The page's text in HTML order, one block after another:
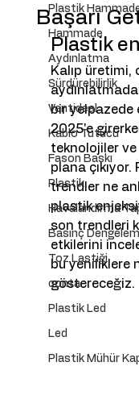
Plastik
Hammade
Aydınlatma
Sürdürebilirlik
Ventideal
Kablo Tutucu
Fason Baskı
Plastik
Havalandırma
Basınç
Toz Lastiği
conta
Plastik Led
Led
Plastik Mühür
Başarı
Plastik
Kalıp
bir yelpazede
2025'e
teknolojiler
plana
trendler ne
plastik
son trendleri
etkilerini
bu yeniliklere
göstereceğiz.